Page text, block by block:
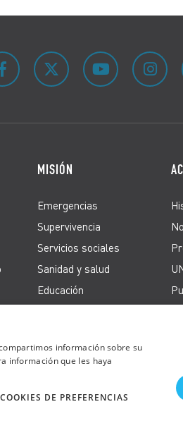
MISIÓN
Emergencias
Supervivencia
Servicios sociales
Sanidad y salud
Educación
Acción en España
webs de UNRWA
Copyright ©
información sobre su
información que les haya
COOKIES DE PREFERENCIAS